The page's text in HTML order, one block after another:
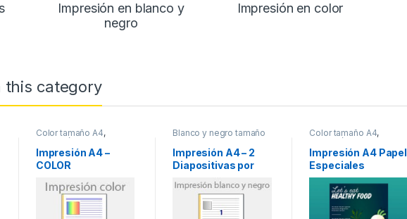
Impresión en blanco y
negro
Impresión en color
this category
Color tamaño A4,
Impresión en color
Impresión A4 –
COLOR
Blanco y negro tamaño
Impresión en blanco
y negro
Impresión A4 – 2
Diapositivas por
Negro
Color tamaño A4,
Impresión en color
Impresión A4 Papel
Especiales